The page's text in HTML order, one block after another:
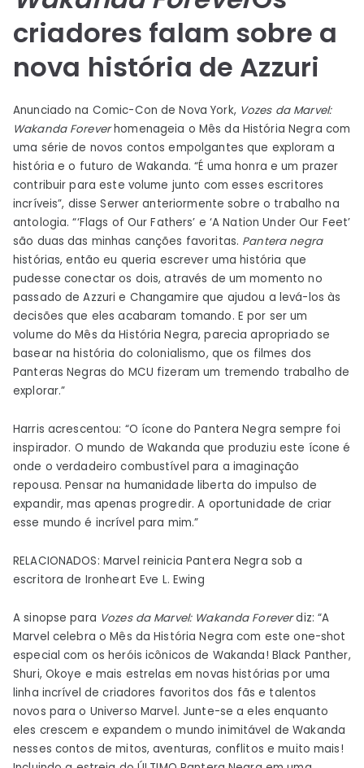
criadores falam sobre a
nova história de Azzuri
Anunciado na Comic-Con de Nova York, Vozes da Marvel:
Wakanda Foreverhomenageia o Mês da História Negra com
uma série de novos contos empolgantes que exploram a
história e o futuro de Wakanda. “É uma honra e um prazer
contribuir para este volume junto com esses escritores
incríveis”, disse Serwer anteriormente sobre o trabalho na
antologia. “‘Flags of Our Fathers’ e ‘A Nation Under Our Feet’
são duas das minhas canções favoritas. Pantera negra
histórias, então eu queria escrever uma história que
pudesse conectar os dois, através de um momento no
passado de Azzuri e Changamire que ajudou a levá-los às
decisões que eles acabaram tomando. E por ser um
volume do Mês da História Negra, parecia apropriado se
basear na história do colonialismo, que os filmes dos
Panteras Negras do MCU fizeram um tremendo trabalho de
explorar.”
Harris acrescentou: “O ícone do Pantera Negra sempre foi
inspirador. O mundo de Wakanda que produziu este ícone é
onde o verdadeiro combustível para a imaginação
repousa. Pensar na humanidade liberta do impulso de
expandir, mas apenas progredir. A oportunidade de criar
esse mundo é incrível para mim.”
RELACIONADOS: Marvel reinicia Pantera Negra sob a
escritora de Ironheart Eve L. Ewing
A sinopse para Vozes da Marvel: Wakanda Foreverdiz: “A
Marvel celebra o Mês da História Negra com este one-shot
especial com os heróis icônicos de Wakanda! Black Panther,
Shuri, Okoye e mais estrelas em novas histórias por uma
linha incrível de criadores favoritos dos fãs e talentos
novos para o Universo Marvel. Junte-se a eles enquanto
eles crescem e expandem o mundo inimitável de Wakanda
nesses contos de mitos, aventuras, conflitos e muito mais!